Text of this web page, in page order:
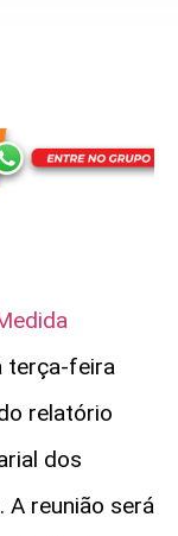
terça-feira
relatório
dos
reunião será